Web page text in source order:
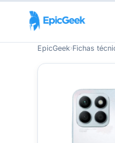
EpicGeek›Fichas